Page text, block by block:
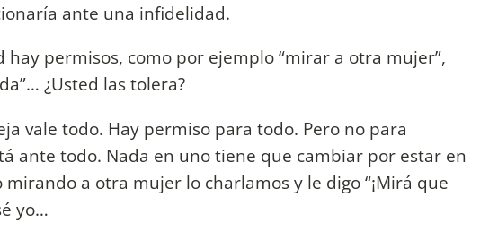
ante una infidelidad.
permisos, como por ejemplo “mirar a otra mujer”,
¿Usted las tolera?
vale todo. Hay permiso para todo. Pero no para
ante todo. Nada en uno tiene que cambiar por estar en
mirando a otra mujer lo charlamos y le digo “¡Mirá que
yo…